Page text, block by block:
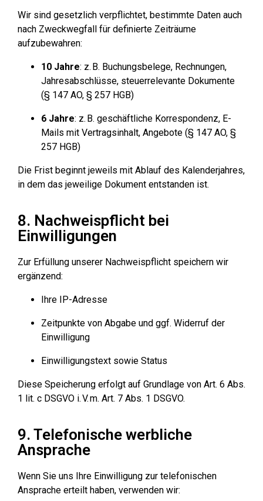
Wir sind gesetzlich verpflichtet, bestimmte Daten auch
nach Zweckwegfall für definierte Zeiträume
aufzubewahren:
10 Jahre: z. B. Buchungsbelege, Rechnungen,
Jahresabschlüsse, steuerrelevante Dokumente
(§ 147 AO, § 257 HGB)
6 Jahre: z. B. geschäftliche Korrespondenz, E-
Mails mit Vertragsinhalt, Angebote (§ 147 AO, §
257 HGB)
Die Frist beginnt jeweils mit Ablauf des Kalenderjahres,
in dem das jeweilige Dokument entstanden ist.
8. Nachweispflicht bei
Einwilligungen
Zur Erfüllung unserer Nachweispflicht speichern wir
ergänzend:
Ihre IP-Adresse
Zeitpunkte von Abgabe und ggf. Widerruf der
Einwilligung
Einwilligungstext sowie Status
Diese Speicherung erfolgt auf Grundlage von Art. 6 Abs.
1 lit. c DSGVO i. V. m. Art. 7 Abs. 1 DSGVO.
9. Telefonische werbliche
Ansprache
Wenn Sie uns Ihre Einwilligung zur telefonischen
Ansprache erteilt haben, verwenden wir: